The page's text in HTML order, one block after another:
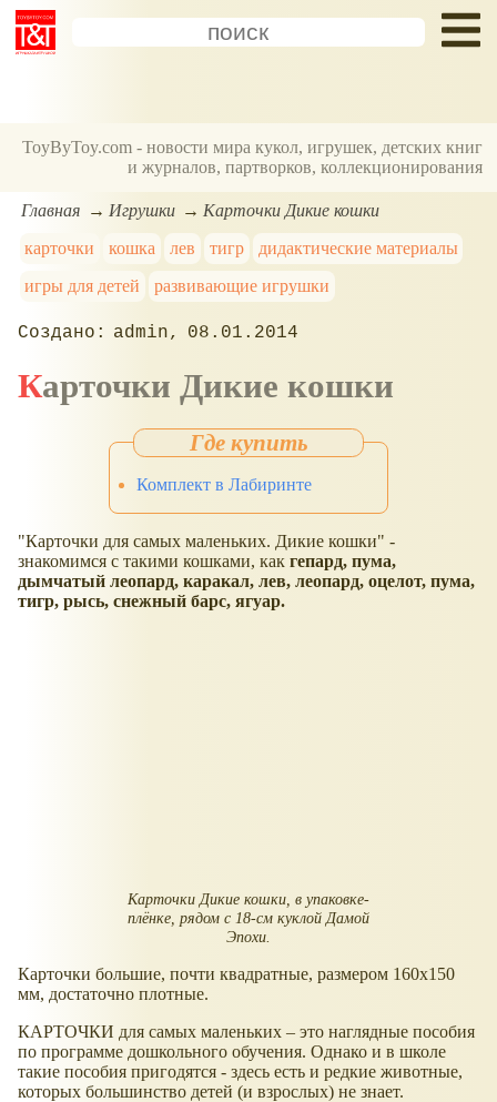
ToyByToy.com - новости мира кукол, игрушек, детских книг
и журналов, партворков, коллекционирования
Главная Игрушки
Карточки Дикие кошки
карточки
кошка лев тигр
дидактические материалы
игры для детей
развивающие игрушки
admin 08.01.2014
Карточки Дикие кошки
Комплект в Лабиринте
"Карточки для самых маленьких. Дикие кошки" -
знакомимся с такими кошками, как гепард, пума,
дымчатый леопард, каракал, лев, леопард, оцелот, пума,
тигр, рысь, снежный барс, ягуар.
Карточки Дикие кошки, в упаковке-
плёнке, рядом с 18-см куклой Дамой
Эпохи.
Карточки большие, почти квадратные, размером 160x150
мм, достаточно плотные.
КАРТОЧКИ для самых маленьких – это наглядные пособия
по программе дошкольного обучения. Однако и в школе
такие пособия пригодятся - здесь есть и редкие животные,
которых большинство детей (и взрослых) не знает.